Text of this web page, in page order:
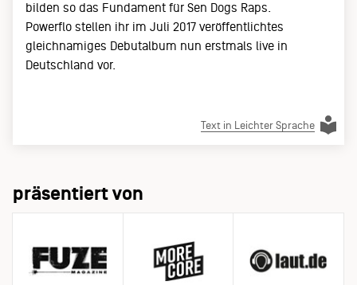
bilden so das Fundament für Sen Dogs Raps.
Powerflo stellen ihr im Juli 2017 veröffentlichtes
gleichnamiges Debutalbum nun erstmals live in
Deutschland vor.
Text in Leichter Sprache
präsentiert von